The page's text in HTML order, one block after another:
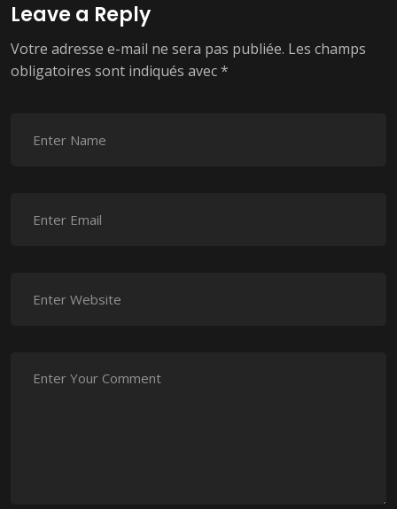
Leave a Reply
Votre adresse e-mail ne sera pas publiée. Les champs
obligatoires sont indiqués avec*